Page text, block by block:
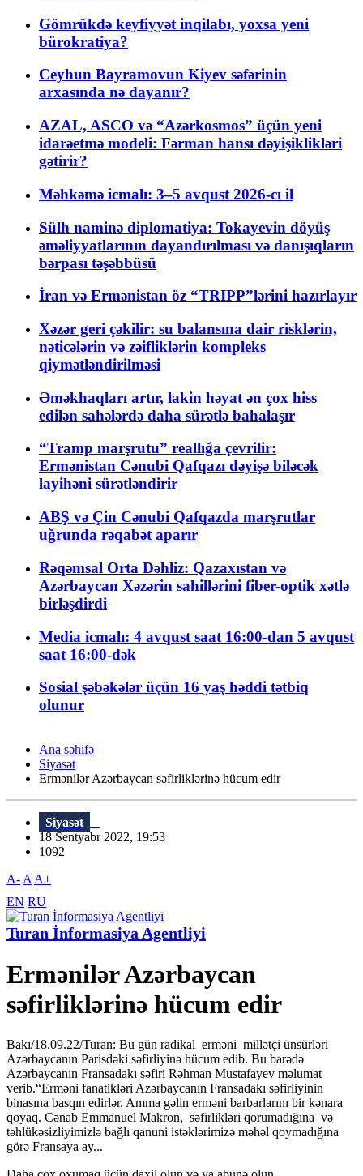
Gömrükdə keyfiyyət inqilabı, yoxsa yeni
bürokratiya?
Ceyhun Bayramovun Kiyev səfərinin
arxasında nə dayanır?
AZAL, ASCO və “Azərkosmos” üçün yeni
idarəetmə modeli: Fərman hansı dəyişiklikləri
gətirir?
Məhkəmə icmalı: 3–5 avqust 2026-cı il
Sülh naminə diplomatiya: Tokayevin döyüş
əməliyyatlarının dayandırılması və danışıqların
bərpası təşəbbüsü
İran və Ermənistan öz “TRIPP”lərini hazırlayır
Xəzər geri çəkilir: su balansına dair risklərin,
nəticələrin və zəifliklərin kompleks
qiymətləndirilməsi
Əməkhaqları artır, lakin həyat ən çox hiss
edilən sahələrdə daha sürətlə bahalaşır
“Tramp marşrutu” reallığa çevrilir:
Ermənistan Cənubi Qafqazı dəyişə biləcək
layihəni sürətləndirir
ABŞ və Çin Cənubi Qafqazda marşrutlar
uğrunda rəqabət aparır
Rəqəmsal Orta Dəhliz: Qazaxıstan və
Azərbaycan Xəzərin sahillərini fiber-optik xətlə
birləşdirdi
Media icmalı: 4 avqust saat 16:00-dan 5 avqust
saat 16:00-dək
Sosial şəbəkələr üçün 16 yaş həddi tətbiq
olunur
Ana səhifə
Siyasət
Ermənilər Azərbaycan səfirliklərinə hücum edir
Siyasət
18 Sentyabr 2022, 19:53
1092
A- A A+
EN RU
Turan İnformasiya Agentliyi
Ermənilər Azərbaycan
səfirliklərinə hücum edir
Bakı/18.09.22/Turan: Bu gün radikal erməni millətçi ünsürləri
Azərbaycanın Parisdəki səfirliyinə hücum edib. Bu barədə
Azərbaycanın Fransadakı səfiri Rəhman Mustafayev məlumat
verib.“Erməni fanatikləri Azərbaycanın Fransadakı səfirliyinin
binasına basqın edirlər. Amma gəlin erməni barbarlarını bir kənara
qoyaq. Cənab Emmanuel Makron, səfirlikləri qorumadığına və
təhlükəsizliyimizlə bağlı qanuni istəklərimizə məhəl qoymadığına
görə Fransaya ay...